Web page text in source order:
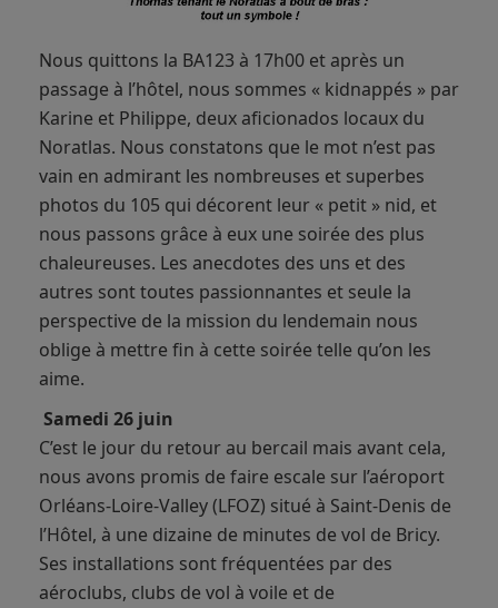
Nous quittons la BA123 à 17h00 et après un
passage à l’hôtel, nous sommes « kidnappés » par
Karine et Philippe, deux aficionados locaux du
Noratlas. Nous constatons que le mot n’est pas
vain en admirant les nombreuses et superbes
photos du 105 qui décorent leur « petit » nid, et
nous passons grâce à eux une soirée des plus
chaleureuses. Les anecdotes des uns et des
autres sont toutes passionnantes et seule la
perspective de la mission du lendemain nous
oblige à mettre fin à cette soirée telle qu’on les
aime.
Samedi 26 juin
C’est le jour du retour au bercail mais avant cela,
nous avons promis de faire escale sur l’aéroport
Orléans-Loire-Valley (LFOZ) situé à Saint-Denis de
l’Hôtel, à une dizaine de minutes de vol de Bricy.
Ses installations sont fréquentées par des
aéroclubs, clubs de vol à voile et de